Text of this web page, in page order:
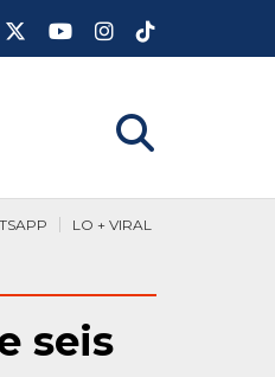
LO + VIRAL
seis